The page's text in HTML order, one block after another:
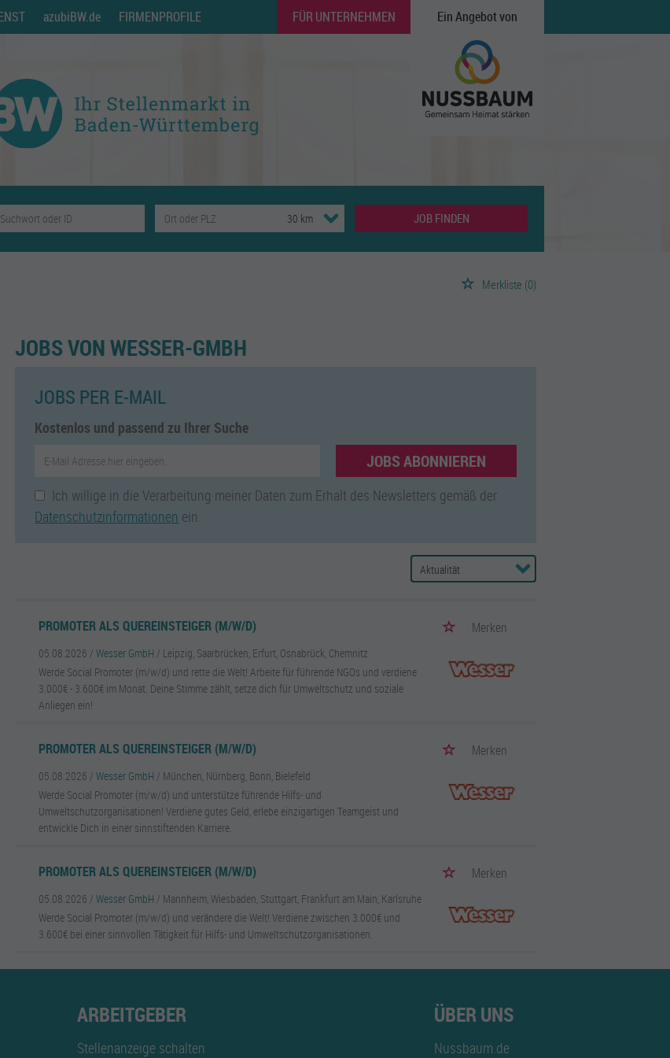
azubiBW.de FIRMENPROFILE FÜR UNTERNEHMEN Ein Angebot von
JOB FINDEN
Merkliste (0)
JOBS VON WESSER-GMBH
JOBS PER E-MAIL
Kostenlos und passend zu Ihrer Suche
JOBS ABONNIEREN
Ich willige in die Verarbeitung meiner Daten zum Erhalt des Newsletters gemäß der
Datenschutzinformationen ein.
PROMOTER ALS QUEREINSTEIGER (M/W/D) Merken
05.08.2026 /Wesser GmbH / Leipzig, Saarbrücken, Erfurt, Osnabrück, Chemnitz
Werde Social Promoter (m/w/d) und rette die Welt! Arbeite für führende NGOs und verdiene
3.000€ - 3.600€ im Monat. Deine Stimme zählt, setze dich für Umweltschutz und soziale
Anliegen ein!
PROMOTER ALS QUEREINSTEIGER (M/W/D) Merken
05.08.2026 /Wesser GmbH / München, Nürnberg, Bonn, Bielefeld
Werde Social Promoter (m/w/d) und unterstütze führende Hilfs- und
Umweltschutzorganisationen! Verdiene gutes Geld, erlebe einzigartigen Teamgeist und
entwickle Dich in einer sinnstiftenden Karriere.
PROMOTER ALS QUEREINSTEIGER (M/W/D) Merken
05.08.2026 /Wesser GmbH / Mannheim, Wiesbaden, Stuttgart, Frankfurt am Main, Karlsruhe
Werde Social Promoter (m/w/d) und verändere die Welt! Verdiene zwischen 3.000€ und
3.600€ bei einer sinnvollen Tätigkeit für Hilfs- und Umweltschutzorganisationen.
ARBEITGEBER
Stellenanzeige schalten
ÜBER UNS
Nussbaum.de